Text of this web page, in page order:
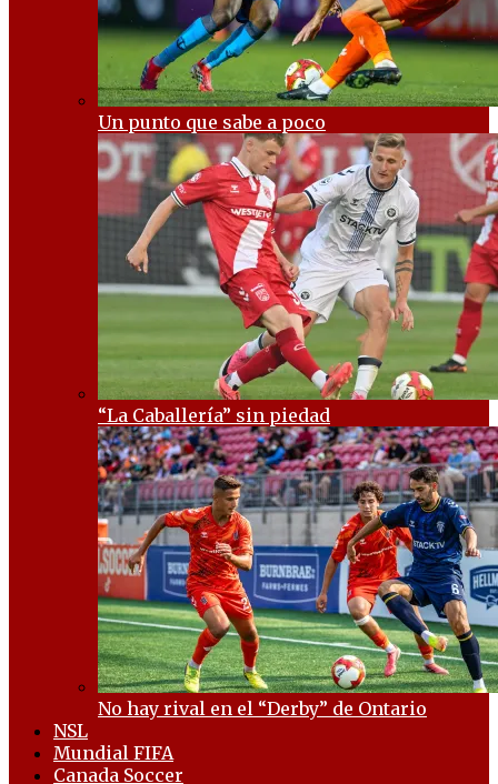
Un punto que sabe a poco
“La Caballería” sin piedad
No hay rival en el “Derby” de Ontario
NSL
Mundial FIFA
Canada Soccer